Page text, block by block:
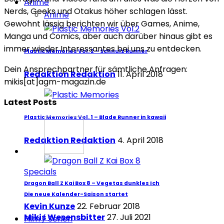
Anime
Plastic Memories Vol. 2 – Schnulz Runner
Redaktion Redaktion11. April 2018
Plastic Memories Vol. 1 – Blade Runner in kawaii
Redaktion Redaktion 4. April 2018
Dragon Ball Z Kai Box 8 – Vegetas dunkles Ich
Kevin Kunze22. Februar 2018
Film / Serien
Nerds, Geeks und Otakus höher schlagen lässt.
Gewohnt lässig berichten wir über Games, Anime,
Manga und Comics, aber auch darüber hinaus gibt es
immer wieder Interessantes bei uns zu entdecken.
Dein Ansprechpartner für sämtliche Anfragen:
mikis[at]agm-magazin.de
Latest Posts
Specials
Die neue Kalender-Saison startet
Mikis Wesensbitter27. Juli 2021